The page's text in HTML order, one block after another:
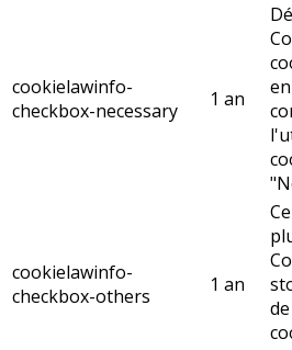
cookielawinfo-
checkbox-necessary
1 an
cookielawinfo-
checkbox-others
1 an